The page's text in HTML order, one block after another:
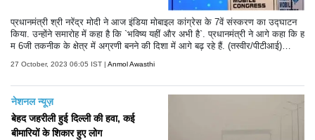
प्रधानमंत्री श्री नरेंद्र मोदी ने आज इंडिया मोबाइल कांग्रेस के 7वें संस्करण का उद्घाटन
किया. उन्होंने समारोह में कहा है कि `भविष्य यहीं और अभी है`. प्रधानमंत्री ने आगे कहा कि ह
म 6जी तकनीक के क्षेत्र में अग्रणी बनने की दिशा में आगे बढ़ रहे हैं. (तस्वीर/पीटीआई)
27 October, 2023 06:05 IST | Anmol Awasthi
नेशनल न्यूज़
बेहद जहरीली हुई दिल्ली की हवा, कई
बीमारियों के शिकार हुए लोग